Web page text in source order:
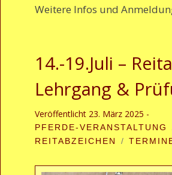
Weitere Infos und
14.-19.Juli –
Lehrgang &
Veröffentlicht 23. März 2025 -
PFERDE-VERANSTALTUNG
REITABZEICHEN